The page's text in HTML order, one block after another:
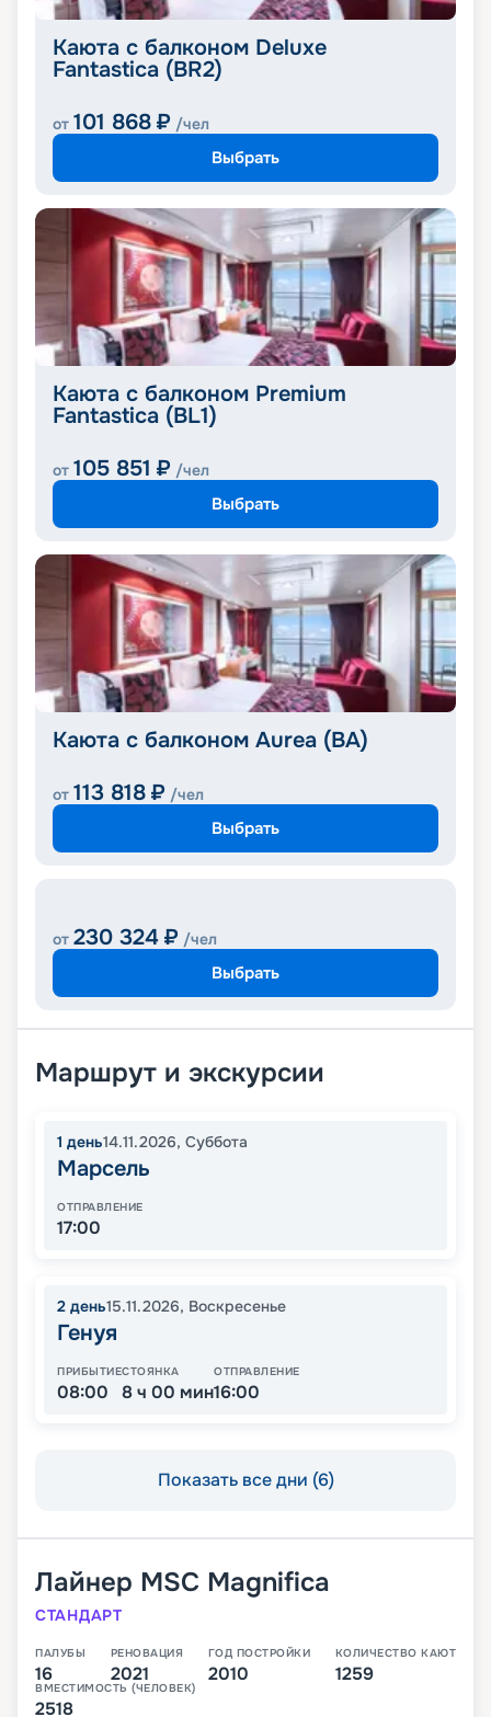
Каюта с балконом Deluxe
Fantastica (BR2)
от 101 868 ₽ /чел
Выбрать
Каюта с балконом Premium
Fantastica (BL1)
от 105 851 ₽ /чел
Выбрать
Каюта с балконом Aurea (BA)
от 113 818 ₽ /чел
Выбрать
от 230 324 ₽ /чел
Выбрать
Маршрут и экскурсии
1 день14.11.2026, Суббота
Марсель
ОТПРАВЛЕНИЕ
17:00
2 день15.11.2026, Воскресенье
Генуя
ПРИБЫТИЕ
08:00
СТОЯНКА
8 ч 00 мин
ОТПРАВЛЕНИЕ
16:00
Показать все дни (6)
Лайнер MSC Magnifica
СТАНДАРТ
ПАЛУБЫ
16
РЕНОВАЦИЯ
2021
ГОД ПОСТРОЙКИ
2010
КОЛИЧЕСТВО КАЮТ
1259
ВМЕСТИМОСТЬ (ЧЕЛОВЕК)
2518